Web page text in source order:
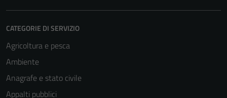
CATEGORIE DI SERVIZIO
Agricoltura e pesca
Ambiente
Anagrafe e stato civile
Appalti pubblici